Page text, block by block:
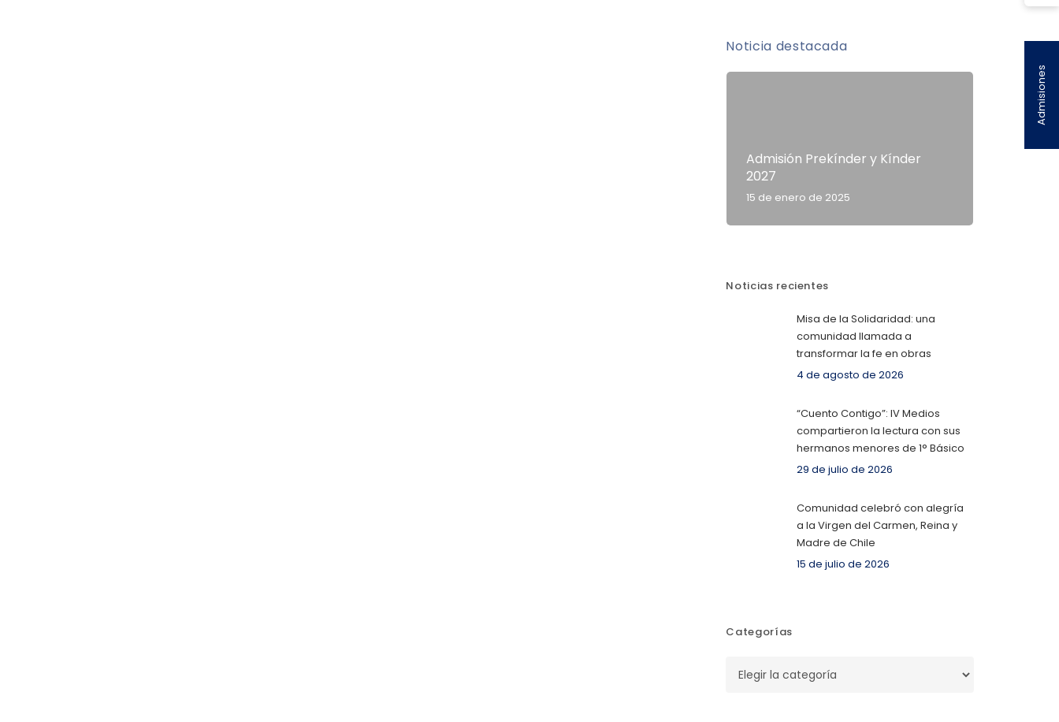
Noticia destacada
Admisión Prekínder y Kínder
2027
15 de enero de 2025
Noticias recientes
Misa de la Solidaridad: una
comunidad llamada a
transformar la fe en obras
4 de agosto de 2026
“Cuento Contigo”: IV Medios
compartieron la lectura con sus
hermanos menores de 1° Básico
29 de julio de 2026
Comunidad celebró con alegría
a la Virgen del Carmen, Reina y
Madre de Chile
15 de julio de 2026
Categorías
Admisiones